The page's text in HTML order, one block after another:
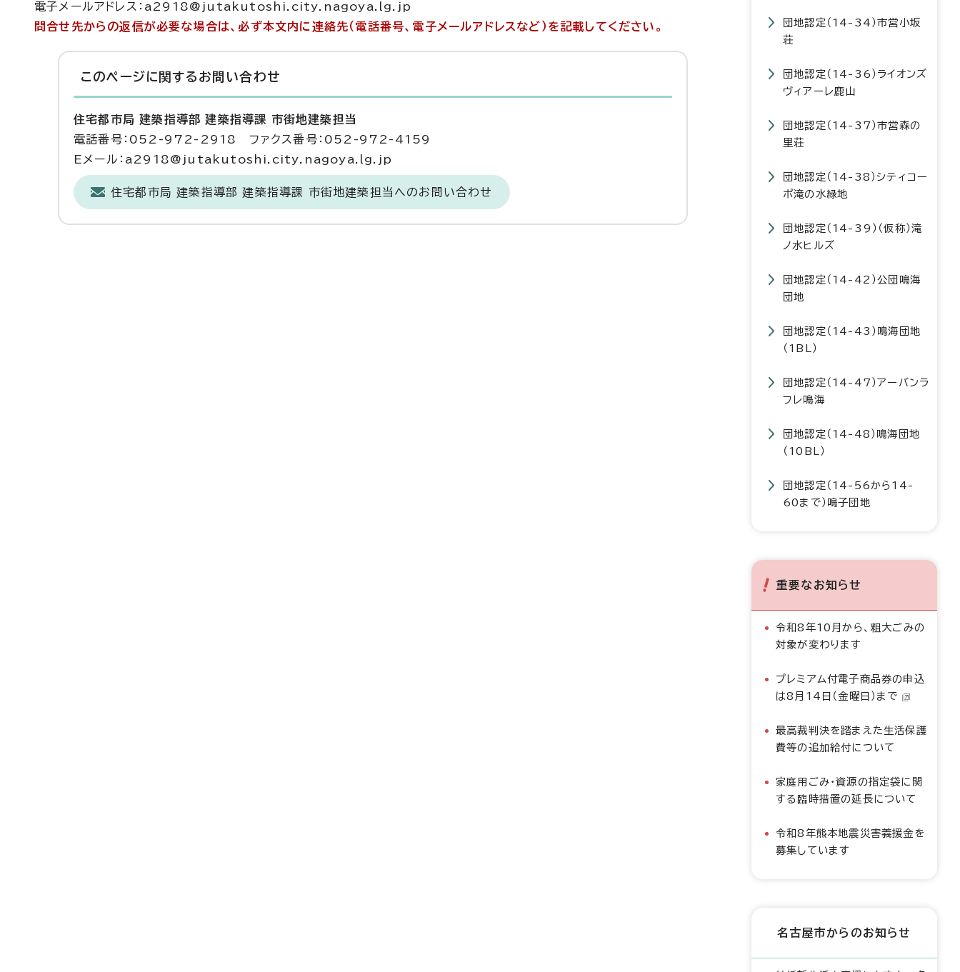
電子メールアドレス：a2918@jutakutoshi.city.nagoya.lg.jp
問合せ先からの返信が必要な場合は、必ず本文内に連絡先（電話番号、電子メールアドレスなど）を記載してください。
このページに関する お問い合わせ
住宅都市局 建築指導部 建築指導課 市街地建築担当
電話番号：052-972-2918 ファクス番号：052-972-4159
Eメール：a2918@jutakutoshi.city.nagoya.lg.jp
住宅都市局 建築指導部 建築指導課 市街地建築担当へのお問い合わせ
団地認定（14-34）市営小坂
荘
団地認定（14-36）ライオンズ
ヴィアーレ鹿山
団地認定（14-37）市営森の
里荘
団地認定（14-38）シティコー
ポ滝の水緑地
団地認定（14-39）（仮称）滝
ノ水ヒルズ
団地認定（14-42）公団鳴海
団地
団地認定（14-43）鳴海団地
（1BL）
団地認定（14-47）アーバンラ
フレ鳴海
団地認定（14-48）鳴海団地
（10BL）
団地認定（14-56から14-
60まで）鳴子団地
重要なお知らせ
令和8年10月から、粗大ごみの
対象が変わります
プレミアム付電子商品券の申込
は8月14日（金曜日）まで
最高裁判決を踏まえた生活保護
費等の追加給付について
家庭用ごみ・資源の指定袋に関
する臨時措置の延長について
令和8年熊本地震災害義援金を
募集しています
名古屋市からのお知らせ